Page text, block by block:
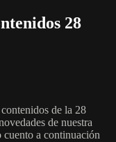
28
de la 28
de nuestra
a continuación